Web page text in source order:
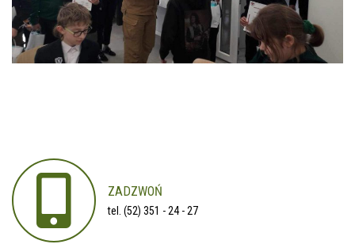
ZADZWOŃ
tel. (52) 351 - 24 - 27